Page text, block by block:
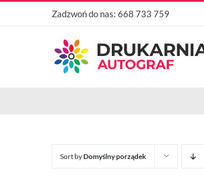
Przejdź
Zadzwoń do nas: 668 733 759
Sort byDomyślny porządek